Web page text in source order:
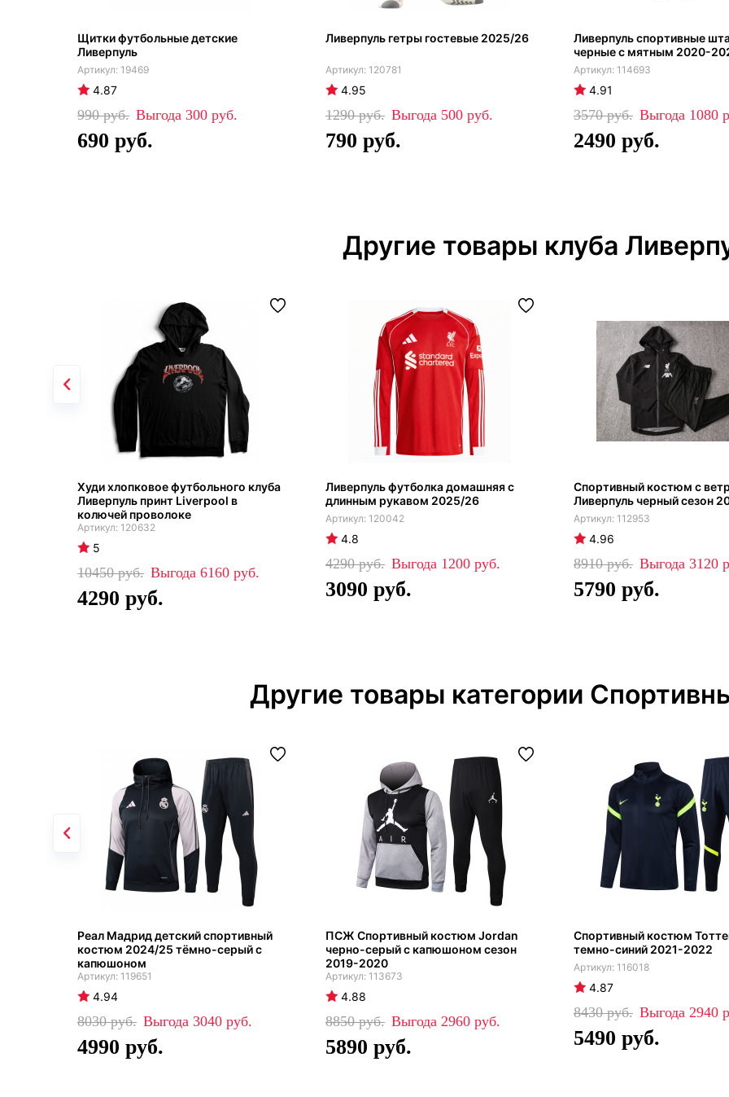
Щитки футбольные детские
Ливерпуль
19469
4.87
990 300
690
Ливерпуль гетры гостевые 2025/26
120781
4.95
1290 500
790
Ливерпуль спортивные
черные с мятным 2020-
114693
4.91
3570 1080
2490
Другие товары клуба
Худи хлопковое футбольного клуба
Ливерпуль принт Liverpool в
колючей проволоке
120632
5
10450 6160
4290
Ливерпуль футболка домашняя с
длинным рукавом 2025/26
120042
4.8
4290 1200
3090
Спортивный костюм с
Ливерпуль черный сезон
112953
4.96
8910 3120
5790
Другие товары категории
Реал Мадрид детский спортивный
костюм 2024/25 тёмно-серый с
капюшоном
119651
4.94
8030 3040
4990
ПСЖ Спортивный костюм Jordan
черно-серый с капюшоном сезон
2019-2020
113673
4.88
8850 2960
5890
Спортивный костюм
темно-синий 2021-2022
116018
4.87
8430 2940
5490